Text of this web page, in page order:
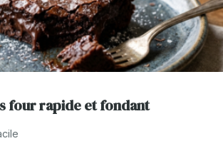
four rapide et fondant